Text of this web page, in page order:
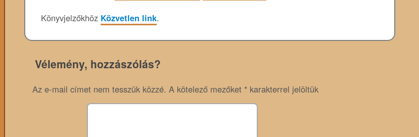
Könyvjelzőkhöz Közvetlen link.
Vélemény, hozzászólás?
Az e-mail címet nem tesszük közzé. A kötelező mezőket * karakterrel jelöltük